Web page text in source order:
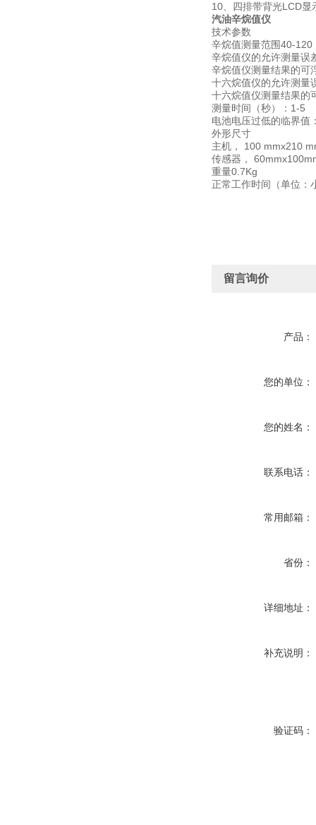
10、四排带背光LCD
汽油辛烷值仪
技术参数
辛烷值测量范围40-120
辛烷值仪的允许测量误
辛烷值仪测量结果的可
十六烷值仪的允许测量
十六烷值仪测量结果的
测量时间（秒）：1-5
电池电压过低的临界值
外形尺寸
主机， 100 mmх210
传感器，
重量0.7Kg
正常工作时间（单位：
留言询价
产品：
您的单位：
您的姓名：
联系电话：
常用邮箱：
省份：
详细地址：
补充说明：
验证码：